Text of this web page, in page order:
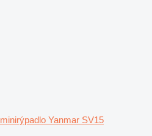
minirýpadlo Yanmar SV15